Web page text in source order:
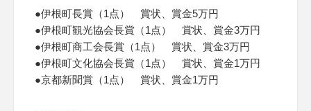
●伊根町長賞（1点） 賞状、賞金5万円
●伊根町観光協会長賞（1点） 賞状、賞金3万円
●伊根町商工会長賞（1点） 賞状、賞金3万円
●伊根町文化協会長賞（1点） 賞状、賞金1万円
●京都新聞賞（1点） 賞状、賞金1万円